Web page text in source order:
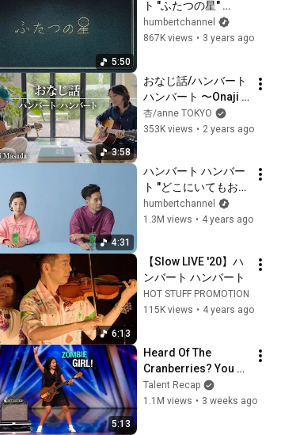
5:50
ト "ふたつの星"
(Official Music
Video)
humbertchannel
867K views • 3 years ago
3:58
おなじ話/ハンバート
ハンバート 〜Onaji
Hanashi / Humbert
Humbert〜 (cover)
杏/anne TOKYO
353K views • 2 years ago
4:31
ハンバート ハンバー
ト "どこにいてもおな
じさ" (Official Music
Video)
humbertchannel
1.3M views • 4 years ago
6:13
【Slow LIVE '20】ハ
ンバート ハンバート
HOT STUFF PROMOTION
115K views • 4 years ago
5:13
Heard Of The
Cranberries? You
Haven’t Heard
“Zombie” Like THIS!
Talent Recap
1.1M views • 3 weeks ago